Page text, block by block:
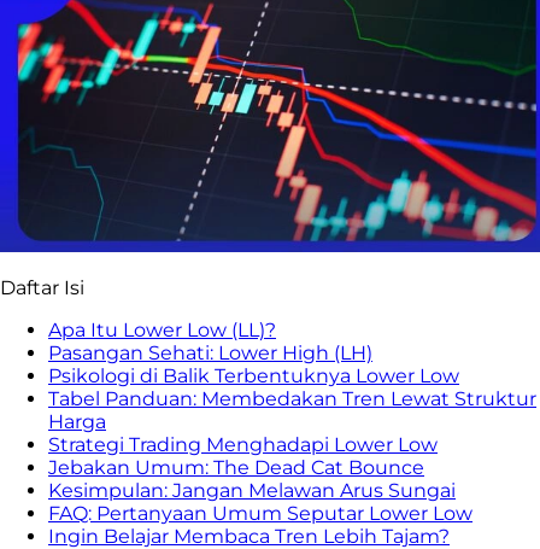
Daftar Isi
Apa Itu Lower Low (LL)?
Pasangan Sehati: Lower High (LH)
Psikologi di Balik Terbentuknya Lower Low
Tabel Panduan: Membedakan Tren Lewat Struktur
Harga
Strategi Trading Menghadapi Lower Low
Jebakan Umum: The Dead Cat Bounce
Kesimpulan: Jangan Melawan Arus Sungai
FAQ: Pertanyaan Umum Seputar Lower Low
Ingin Belajar Membaca Tren Lebih Tajam?